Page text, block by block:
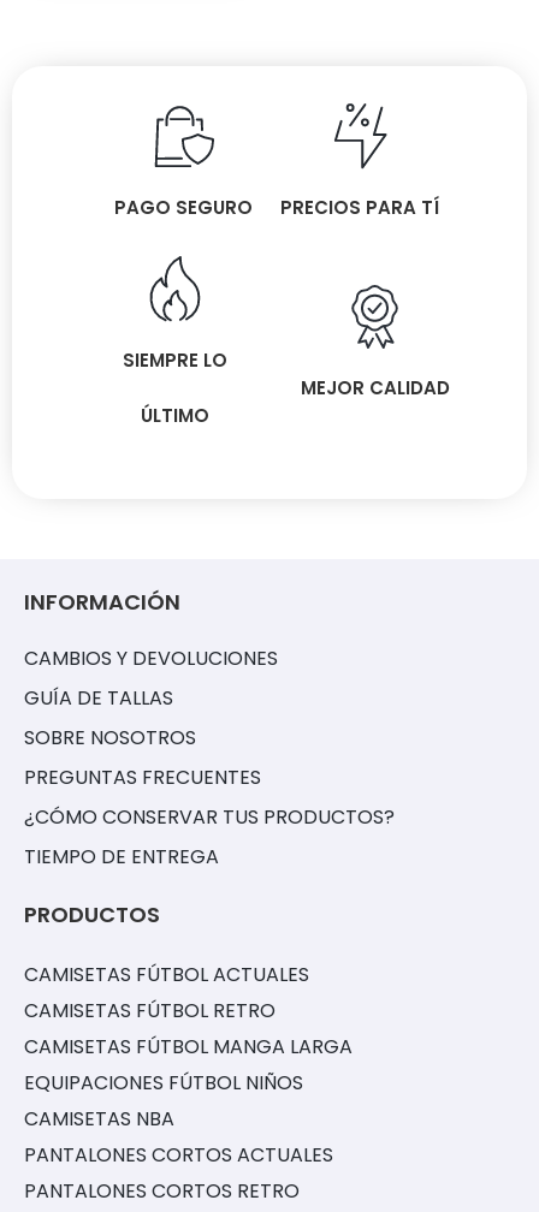
PAGO SEGURO PRECIOS PARA TÍ
SIEMPRE LO
ÚLTIMO
MEJOR CALIDAD
INFORMACIÓN
CAMBIOS Y DEVOLUCIONES
GUÍA DE TALLAS
SOBRE NOSOTROS
PREGUNTAS FRECUENTES
¿CÓMO CONSERVAR TUS PRODUCTOS?
TIEMPO DE ENTREGA
PRODUCTOS
CAMISETAS FÚTBOL ACTUALES
CAMISETAS FÚTBOL RETRO
CAMISETAS FÚTBOL MANGA LARGA
EQUIPACIONES FÚTBOL NIÑOS
CAMISETAS NBA
PANTALONES CORTOS ACTUALES
PANTALONES CORTOS RETRO